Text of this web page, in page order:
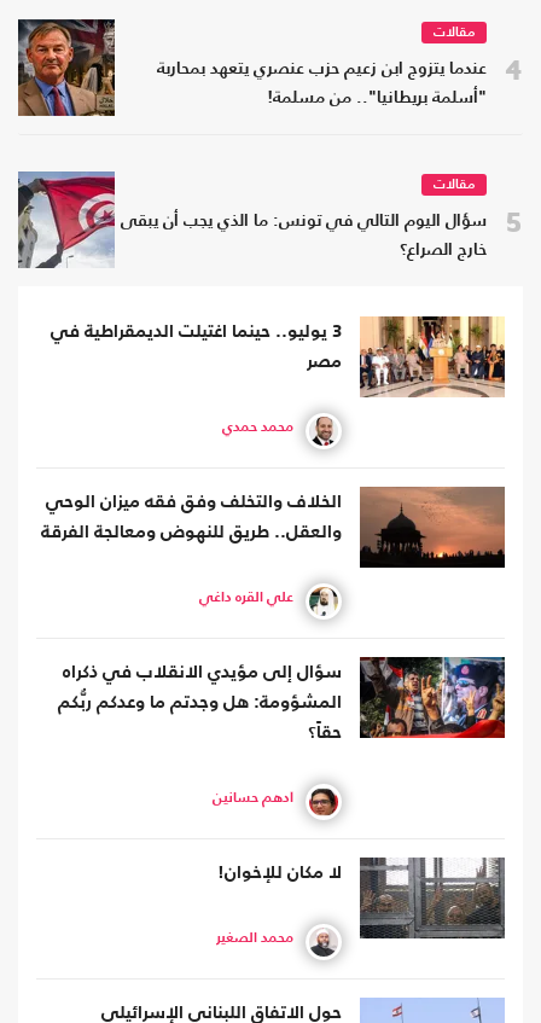
4
مقالات
عندما يتزوج ابن زعيم حزب عنصري يتعهد بمحاربة
"أسلمة بريطانيا".. من مسلمة!
5
مقالات
سؤال اليوم التالي في تونس: ما الذي يجب أن يبقى
خارج الصراع؟
3 يوليو.. حينما اغتيلت الديمقراطية في
مصر
محمد حمدي
الخلاف والتخلف وفق فقه ميزان الوحي
والعقل.. طريق للنهوض ومعالجة الفرقة
علي القره داغي
سؤال إلى مؤيدي الانقلاب في ذكراه
المشؤومة: هل وجدتم ما وعدكم ربُّكم
حقاً؟
أدهم حسانين
لا مكان للإخوان!
محمد الصغير
حول الاتفاق اللبناني الإسرائيلي